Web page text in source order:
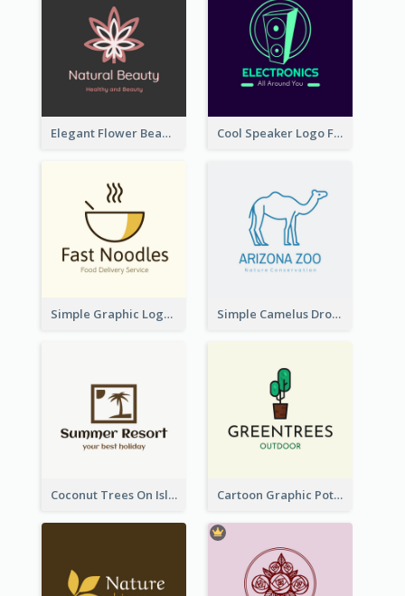
Elegant Flower Beauty Logo Cool Speaker Logo For Electronic Components Store
Simple Graphic Logo Of Noodles Simple Camelus Dromedary Logo
Coconut Trees On Island Logo For Holiday Travelling Cartoon Graphic Potted Plant Logo